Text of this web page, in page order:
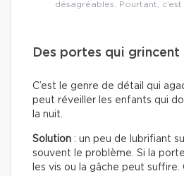
désagréables. Pourtant,
Des portes qui grincent
C’est le genre de détail qui
peut réveiller les enfants qui
la nuit.
Solution : un peu de lubrifiant
souvent le problème. Si la
les vis ou la gâche peut suffire.